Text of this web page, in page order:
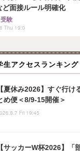
ど面接ルール明確化
験
Thu 19:0
生アクセスランキング
【夏休み2026】すぐ行け
め便＜8/9-15開催＞
Fri 19:45
【サッカーW杯2026】「